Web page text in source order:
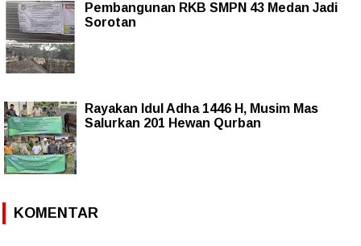
Pembangunan RKB SMPN 43 Medan Jadi
Sorotan
Rayakan Idul Adha 1446 H, Musim Mas
Salurkan 201 Hewan Qurban
KOMENTAR